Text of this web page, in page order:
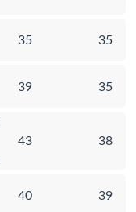
35 35
39 35
43 38
40 39